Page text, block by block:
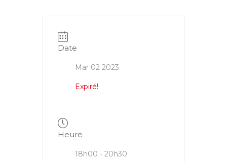
Date
Mar 02 2023
Expiré!
Heure
18h00 - 20h30